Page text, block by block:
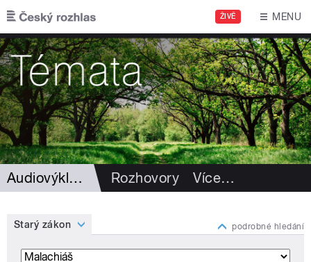
Přejít k hlavnímu obsahu
ŽIVĚ MENU
Audiovýklad Bible Rozhovory Více…
Starý zákon podrobné hledání